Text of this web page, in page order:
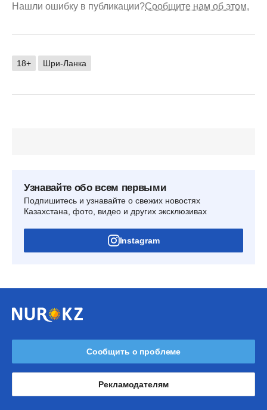
Нашли ошибку в публикации?Сообщите нам об этом.
18+ Шри-Ланка
Узнавайте обо всем первыми
Подпишитесь и узнавайте о свежих новостях
Казахстана, фото, видео и других эксклюзивах
Instagram
Сообщить о проблеме
Рекламодателям